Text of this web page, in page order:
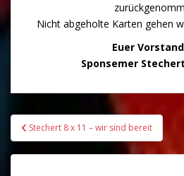
Nicht abgeholte Karten gehen
Euer
Sponsemer
Beitragsnavigation
Stechert 8 x 11 – wir sind bereit